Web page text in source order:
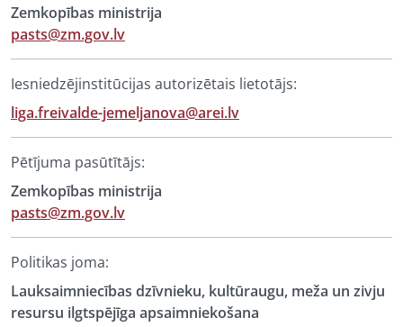
Zemkopības ministrija
pasts@zm.gov.lv
Iesniedzējinstitūcijas autorizētais lietotājs:
liga.freivalde-jemeljanova@arei.lv
Pētījuma pasūtītājs:
Zemkopības ministrija
pasts@zm.gov.lv
Politikas joma:
Lauksaimniecības dzīvnieku, kultūraugu, meža un zivju
resursu ilgtspējīga apsaimniekošana